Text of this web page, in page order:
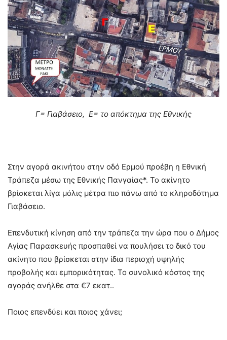
Γ= Γιαβάσειο, Ε= το απόκτημα της Εθνικής
Στην αγορά ακινήτου στην οδό Ερμού προέβη η Εθνική
Τράπεζα μέσω της Εθνικής Πανγαίας*. Το ακίνητο
βρίσκεται λίγα μόλις μέτρα πιο πάνω από το κληροδότημα
Γιαβάσειο.
Επενδυτική κίνηση από την τράπεζα την ώρα που ο Δήμος
Αγίας Παρασκευής προσπαθεί να πουλήσει το δικό του
ακίνητο που βρίσκεται στην ίδια περιοχή υψηλής
προβολής και εμπορικότητας. Το συνολικό κόστος της
αγοράς ανήλθε στα €7 εκατ..
Ποιος επενδύει και ποιος χάνει;